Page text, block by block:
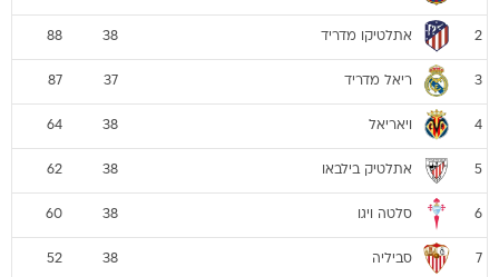
2 אתלטיקו מדריד 38
88
3 ריאל מדריד 37
87
4 ויאריאל 38
64
5 אתלטיק בילבאו 38
62
6 סלטה ויגו 38
60
7 סביליה 38
52